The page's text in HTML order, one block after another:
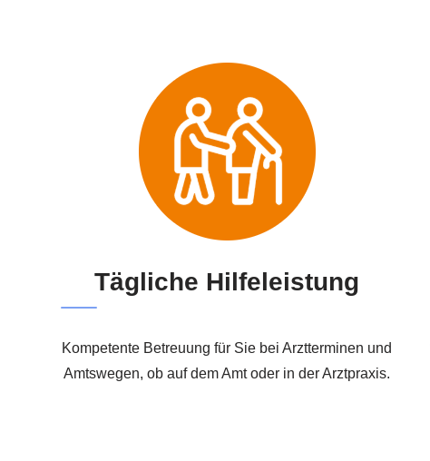
Tägliche Hilfeleistung
Kompetente Betreuung für Sie bei Arztterminen und
Amtswegen, ob auf dem Amt oder in der Arztpraxis.